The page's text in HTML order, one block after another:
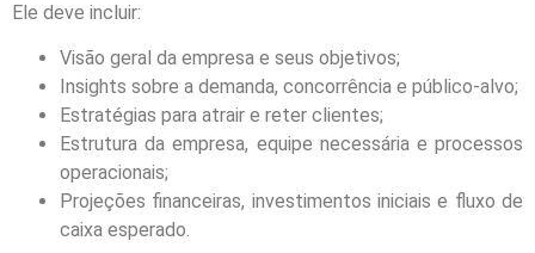
Ele deve incluir:
Visão geral da empresa e seus objetivos;
Insights sobre a demanda, concorrência e público-alvo;
Estratégias para atrair e reter clientes;
Estrutura da empresa, equipe necessária e processos
operacionais;
Projeções financeiras, investimentos iniciais e fluxo de
caixa esperado.